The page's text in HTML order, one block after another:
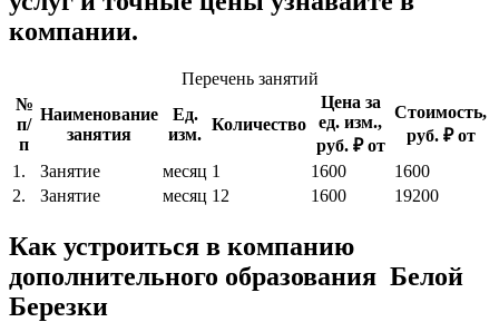
компании.
Перечень занятий
№
п/
п
Наименование
занятия
Ед.
изм.
Количество
Цена за
ед. изм.,
руб. ₽ от
Стоимость,
руб. ₽ от
1.
Занятие месяц 1 1600
1600
2.
Занятие месяц 12 1600 19200
Как устроиться в компанию
дополнительного образования Белой
Березки